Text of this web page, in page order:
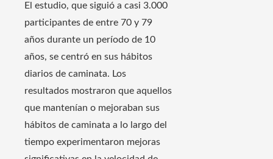
El estudio, que siguió a casi 3.000
participantes de entre 70 y 79
años durante un período de 10
años, se centró en sus hábitos
diarios de caminata. Los
resultados mostraron que aquellos
que mantenían o mejoraban sus
hábitos de caminata a lo largo del
tiempo experimentaron mejoras